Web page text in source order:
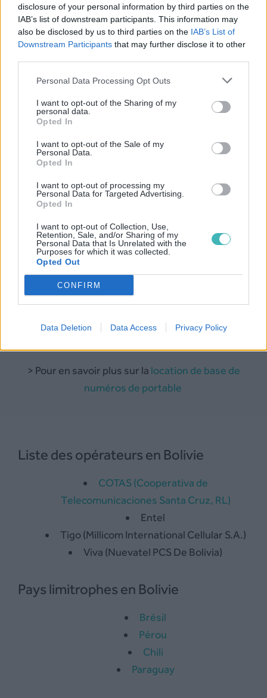
disclosure of your personal information by third parties on the
IAB’s list of downstream participants. This information may
also be disclosed by us to third parties on the IAB’s List of
Downstream Participants that may further disclose it to other
Personal Data Processing Opt Outs
I want to opt-out of the Sharing of my
personal data.
Opted In
I want to opt-out of the Sale of my
Personal Data.
Opted In
I want to opt-out of processing my
Personal Data for Targeted Advertising.
Opted In
I want to opt-out of Collection, Use,
Retention, Sale, and/or Sharing of my
Personal Data that Is Unrelated with the
Purposes for which it was collected.
Opted Out
CONFIRM
Data Deletion Data Access Privacy Policy
Tarifs SMS en Bolivie
SMS Premium(Bolivie)
Tarif non trouvé €/SMS
Pour plus de détail, tarifs SMS
Vérification HLR (Bolivie)
Tarif non trouvé €/SMS
Location de base de données (Bolivie)
Disponible sur demande
des contraintes légales.
> Pour en savoir plus sur la location de base de
numéros de portable
Liste des opérateurs en Bolivie
COTAS (Cooperativa de
Telecomunicaciones Santa Cruz, RL)
Entel
Tigo (Millicom International Cellular S.A.)
Viva (Nuevatel PCS De Bolivia)
Pays limitrophes en Bolivie
Brésil
Pérou
Chili
Paraguay